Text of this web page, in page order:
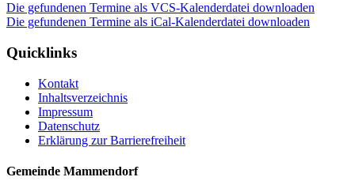
Die gefundenen Termine als VCS-Kalenderdatei downloaden
Die gefundenen Termine als iCal-Kalenderdatei downloaden
Quicklinks
Kontakt
Inhaltsverzeichnis
Impressum
Datenschutz
Erklärung zur Barrierefreiheit
Gemeinde Mammendorf